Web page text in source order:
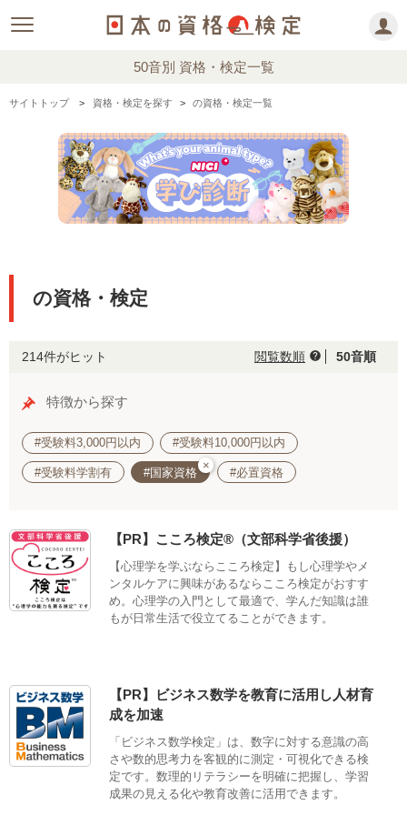
50音別 資格・検定一覧
サイトトップ 資格・検定を探す の資格・検定一覧
の資格・検定
214件がヒット 閲覧数順 help 50音順
特徴から探す
#受験料3,000円以内 #受験料10,000円以内
#受験料学割有 #国家資格
×
#必置資格
【PR】こころ検定®（文部科学省後援）
【心理学を学ぶならこころ検定】もし心理学やメ
ンタルケアに興味があるならこころ検定がおすす
め。心理学の入門として最適で、学んだ知識は誰
もが日常生活で役立てることができます。
【PR】ビジネス数学を教育に活用し人材育
成を加速
「ビジネス数学検定」は、数字に対する意識の高
さや数的思考力を客観的に測定・可視化できる検
定です。数理的リテラシーを明確に把握し、学習
成果の見える化や教育改善に活用できます。